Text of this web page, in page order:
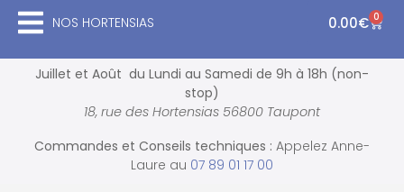
NOS HORTENSIAS 0.00€ 0
Juillet et Août du Lundi au Samedi de 9h à 18h (non-
stop)
18, rue des Hortensias 56800 Taupont
Commandes et Conseils techniques : Appelez Anne-
Laure au 07 89 01 17 00